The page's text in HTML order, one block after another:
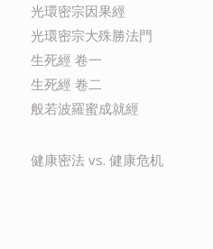
光環密宗因果經
光環密宗大殊勝法門
生死經 卷一
生死經 卷二
般若波羅蜜成就經
健康密法 vs. 健康危机